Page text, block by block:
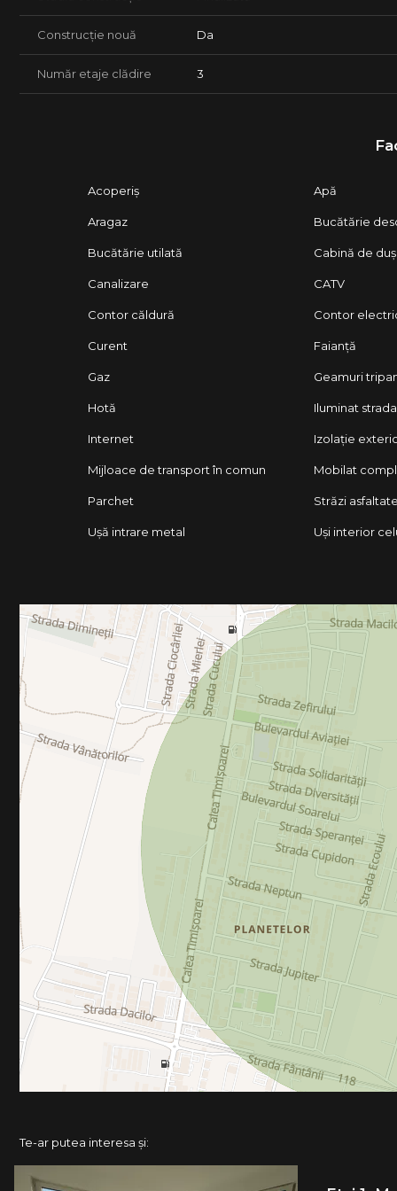
Construcție nouă Da
Număr etaje clădire 3
Acoperiș Apă
Aragaz Bucătărie
Bucătărie utilată Cabină de duș
Canalizare CATV
Contor căldură Contor
Curent Faianță
Gaz Geamuri
Hotă Iluminat
Internet Izolație
Mijloace de transport în comun Mobilat
Parchet Străzi asfaltate
Ușă intrare metal Uși interior
Te-ar putea interesa și: